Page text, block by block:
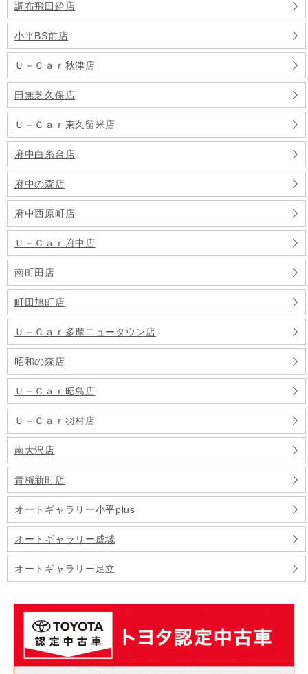
調布飛田給店
小平BS前店
Ｕ－Ｃａｒ秋津店
田無芝久保店
Ｕ－Ｃａｒ東久留米店
府中白糸台店
府中の森店
府中西原町店
Ｕ－Ｃａｒ府中店
南町田店
町田旭町店
Ｕ－Ｃａｒ多摩ニュータウン店
昭和の森店
Ｕ－Ｃａｒ昭島店
Ｕ－Ｃａｒ羽村店
南大沢店
青梅新町店
オートギャラリー小平plus
オートギャラリー成城
オートギャラリー足立